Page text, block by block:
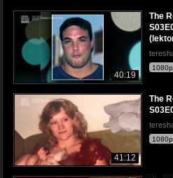
40:19
The
1080p
41:12
The
1080p